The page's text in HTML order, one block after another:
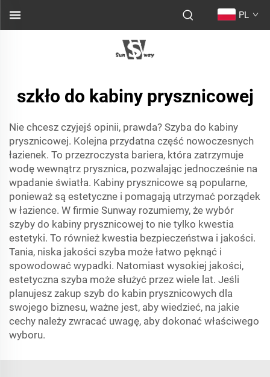
PL
szkło do kabiny prysznicowej
Nie chcesz czyjejś opinii, prawda? Szyba do kabiny
prysznicowej. Kolejna przydatna część nowoczesnych
łazienek. To przezroczysta bariera, która zatrzymuje
wodę wewnątrz prysznica, pozwalając jednocześnie na
wpadanie światła. Kabiny prysznicowe są popularne,
ponieważ są estetyczne i pomagają utrzymać porządek
w łazience. W firmie Sunway rozumiemy, że wybór
szyby do kabiny prysznicowej to nie tylko kwestia
estetyki. To również kwestia bezpieczeństwa i jakości.
Tania, niska jakości szyba może łatwo pęknąć i
spowodować wypadki. Natomiast wysokiej jakości,
estetyczna szyba może służyć przez wiele lat. Jeśli
planujesz zakup szyb do kabin prysznicowych dla
swojego biznesu, ważne jest, aby wiedzieć, na jakie
cechy należy zwracać uwagę, aby dokonać właściwego
wyboru.